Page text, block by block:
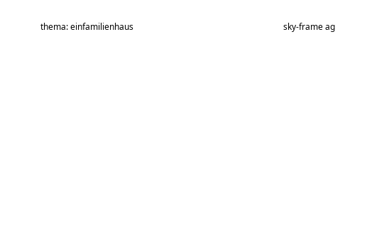
thema: einfamilienhaus
sky-frame ag